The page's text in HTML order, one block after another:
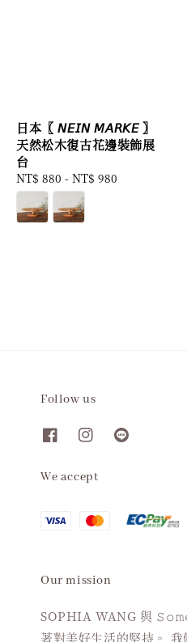
日本〖 𝘕𝘌𝘐𝘕 𝘔𝘈𝘙𝘒𝘌 〗
天然松木復古花邊裝飾展
台
Regular
price
NT$ 880 - NT$ 980
Follow us
We accept
Our mission
SOPHIA WANG 與
著對美好生活的堅持。